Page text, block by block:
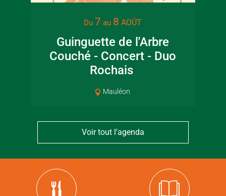
Du 7 au 8 AOÛT
Guinguette de l'Arbre
Couché - Concert - Duo
Rochais
Mauléon
Voir tout l'agenda